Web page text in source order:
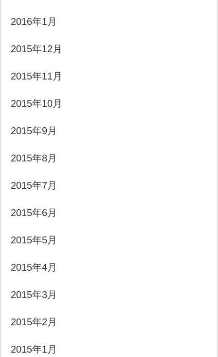
2016年1月
2015年12月
2015年11月
2015年10月
2015年9月
2015年8月
2015年7月
2015年6月
2015年5月
2015年4月
2015年3月
2015年2月
2015年1月